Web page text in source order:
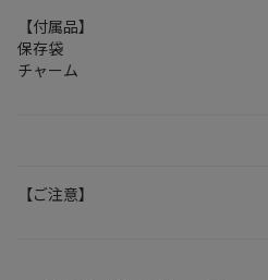
【付属品】
保存袋
チャーム
【ご注意】